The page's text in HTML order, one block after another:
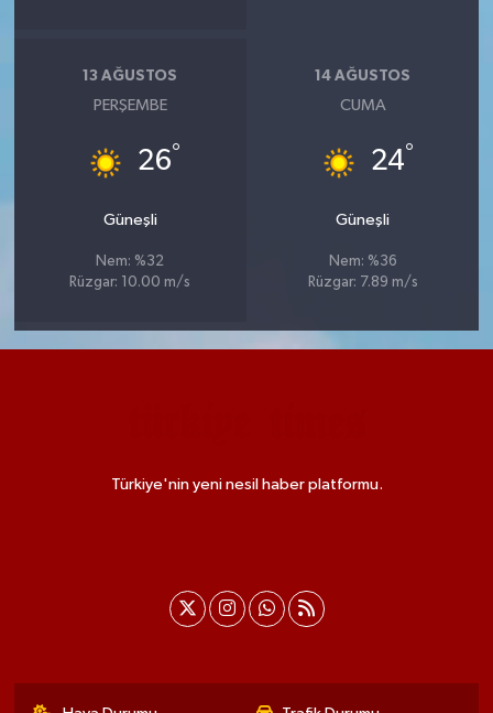
13 AĞUSTOS
PERŞEMBE
26°
Güneşli
Nem: %32
Rüzgar: 10.00 m/s
14 AĞUSTOS
CUMA
24°
Güneşli
Nem: %36
Rüzgar: 7.89 m/s
Türkiye'nin yeni nesil haber platformu.